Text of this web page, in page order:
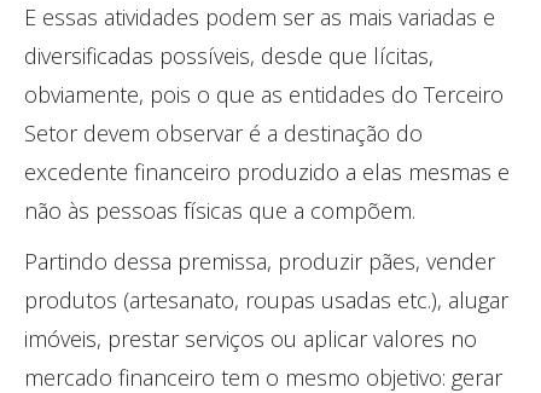
E essas atividades podem ser as mais variadas e
diversificadas possíveis, desde que lícitas,
obviamente, pois o que as entidades do Terceiro
Setor devem observar é a destinação do
excedente financeiro produzido a elas mesmas e
não às pessoas físicas que a compõem.
Partindo dessa premissa, produzir pães, vender
produtos (artesanato, roupas usadas etc.), alugar
imóveis, prestar serviços ou aplicar valores no
mercado financeiro tem o mesmo objetivo: gerar